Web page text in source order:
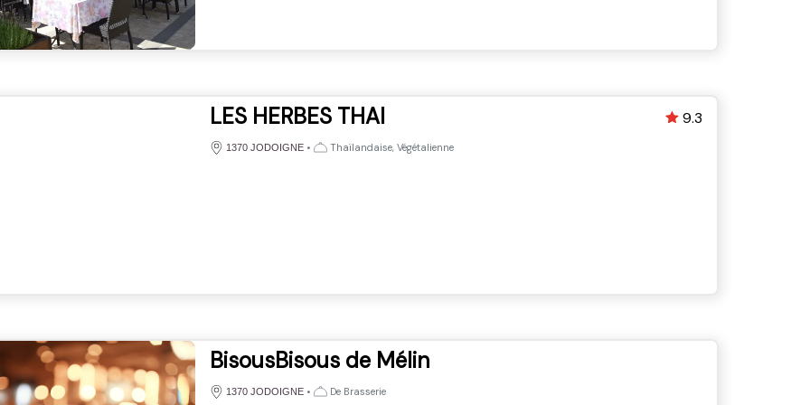
LES HERBES THAI
1370 JODOIGNE • Thaïlandaise, Végétalienne
9.3
BisousBisous de Mélin
1370 JODOIGNE • De Brasserie